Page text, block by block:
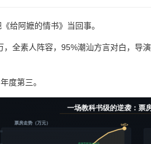
给阿嬷的情书》当回事。
，全素人阵容，95%潮汕方言对白，导
度第三。